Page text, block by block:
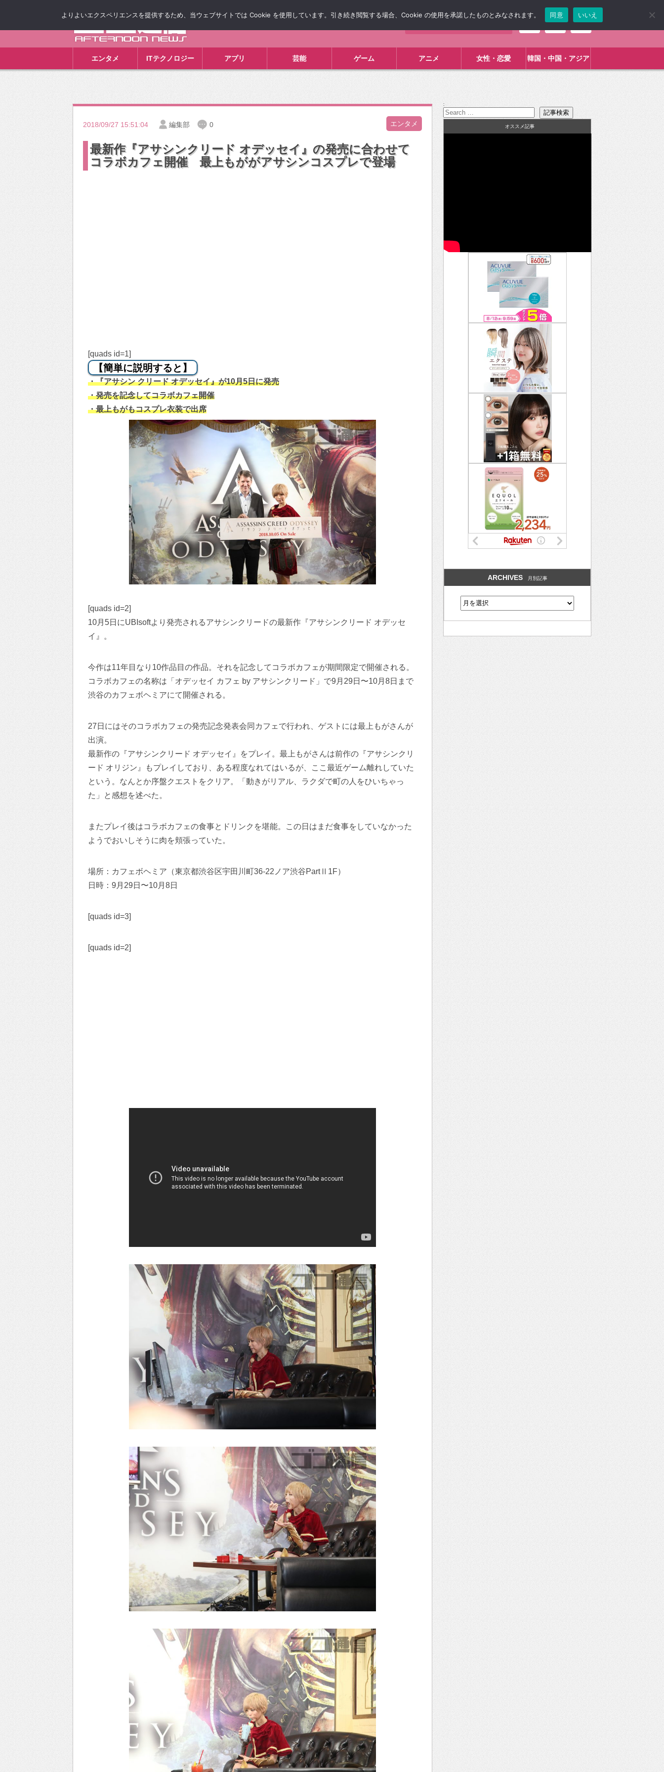
エンタメ ITテクノロジー アプリ 芸能 ゲーム アニメ 女性・恋愛 韓国・中国・アジア
2018/09/27 15:51:04 編集部 0 エンタメ
最新作『アサシンクリード オデッセイ』の発売に合わせて
コラボカフェ開催 最上もががアサシンコスプレで登場
[quads id=1]
【簡単に説明すると】
・『アサシン クリード オデッセイ』が10月5日に発売
・発売を記念してコラボカフェ開催
・最上もがもコスプレ衣装で出席
[quads id=2]
10月5日にUBIsoftより発売されるアサシンクリードの最新作『アサシンクリード オデッセ
イ』。
今作は11年目なり10作品目の作品。それを記念してコラボカフェが期間限定で開催される。
コラボカフェの名称は「オデッセイ カフェ by アサシンクリード」で9月29日〜10月8日まで
渋谷のカフェボヘミアにて開催される。
27日にはそのコラボカフェの発売記念発表会同カフェで行われ、ゲストには最上もがさんが
出演。
最新作の『アサシンクリード オデッセイ』をプレイ。最上もがさんは前作の『アサシンクリ
ード オリジン』もプレイしており、ある程度なれてはいるが、ここ最近ゲーム離れしていた
という。なんとか序盤クエストをクリア。「動きがリアル、ラクダで町の人をひいちゃっ
た」と感想を述べた。
またプレイ後はコラボカフェの食事とドリンクを堪能。この日はまだ食事をしていなかった
ようでおいしそうに肉を頬張っていた。
場所：カフェボヘミア（東京都渋谷区宇田川町36‐22ノア渋谷PartⅡ1F）
日時：9月29日〜10月8日
[quads id=3]
[quads id=2]
:
オススメ記事
ARCHIVES 月別記事
よりよいエクスペリエンスを提供するため、当ウェブサイトでは Cookie を使用しています。引き続き閲覧する場合、Cookie の使用を承諾したものとみなされます。 同意 いいえ